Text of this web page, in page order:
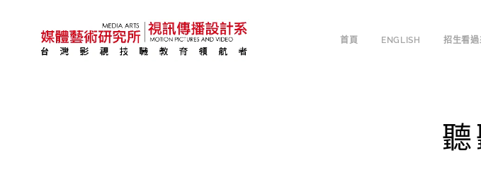
首頁 ENGLISH 招生看過
聽